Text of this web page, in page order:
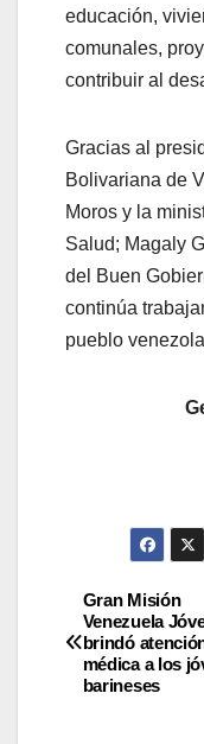
educación,
comunales,
contribuir al
Gracias al
Bolivariana de
Moros y la
Salud; Magaly
del Buen
continúa
pueblo
Gran Misión
Venezuela
brindó
médica a los
barineses